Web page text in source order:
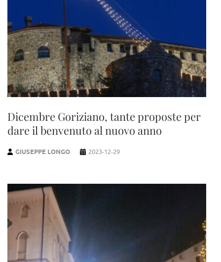
Dicembre Goriziano, tante proposte per
dare il benvenuto al nuovo anno
GIUSEPPE LONGO 2023-12-29